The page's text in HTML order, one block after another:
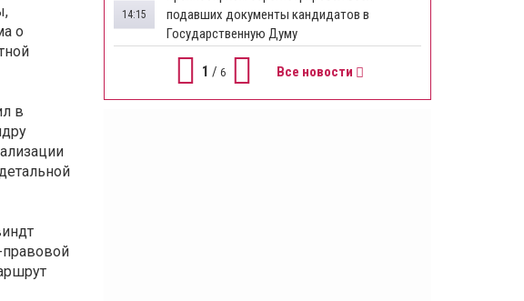
о
в
правовой
подавших документы кандидатов в
Государственную Думу
14:15
1 / 6 Все новости